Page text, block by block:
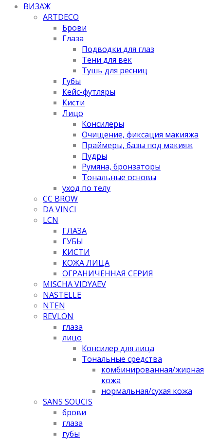
ВИЗАЖ
ARTDECO
Брови
Глаза
Подводки для глаз
Тени для век
Тушь для ресниц
Губы
Кейс-футляры
Кисти
Лицо
Консилеры
Очищение, фиксация макияжа
Праймеры, базы под макияж
Пудры
Румяна, бронзаторы
Тональные основы
уход по телу
CC BROW
DA VINCI
LCN
ГЛАЗА
ГУБЫ
КИСТИ
КОЖА ЛИЦА
ОГРАНИЧЕННАЯ СЕРИЯ
MISCHA VIDYAEV
NASTELLE
NTEN
REVLON
глаза
лицо
Консилер для лица
Тональные средства
комбинированная/жирная
кожа
нормальная/cухая кожа
SANS SOUCIS
брови
глаза
губы